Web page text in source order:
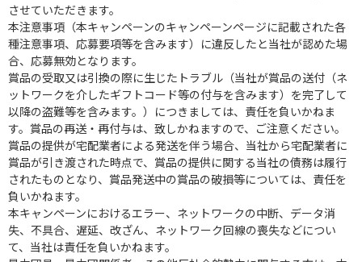
させていただきます。
本注意事項（本キャンペーンのキャンペーンページに記載された各
種注意事項、応募要項等を含みます）に違反したと当社が認めた場
合、応募無効となります。
賞品の受取又は引換の際に生じたトラブル（当社が賞品の送付（ネ
ットワークを介したギフトコード等の付与を含みます）を完了して
以降の盗難等を含みます。）につきましては、責任を負いかねま
す。賞品の再送・再付与は、致しかねますので、ご注意ください。
賞品の提供が宅配業者による発送を伴う場合、当社から宅配業者に
賞品が引き渡された時点で、賞品の提供に関する当社の債務は履行
されたものとなり、賞品発送中の賞品の破損等については、責任を
負いかねます。
本キャンペーンにおけるエラー、ネットワークの中断、データ消
失、不具合、遅延、改ざん、ネットワーク回線の喪失などについ
て、当社は責任を負いかねます。